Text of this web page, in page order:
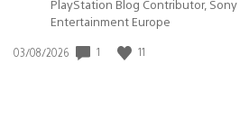
PlayStation Blog Contributor,
Entertainment Europe
Date
03/08/2026 1 11